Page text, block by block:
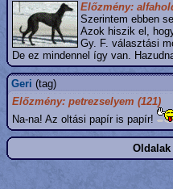
Előzmény:
Szerintem ebben
Azok hiszik el,
Gy. F. választási
De ez mindennel így van.
Geri (tag)
Előzmény: petrezselyem (121)
Na-na! Az oltási papír is papír!
Oldalak